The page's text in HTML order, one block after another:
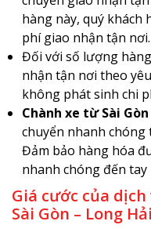
hàng này, quý khách
phí giao nhận tận nơi.
Đối với số lượng
nhận tận nơi theo
không phát sinh chi
Chành xe từ Sài
chuyển nhanh
Đảm bảo hàng hóa
nhanh chóng đến tay
Giá cước của
Sài Gòn – Long